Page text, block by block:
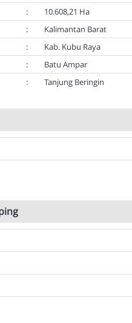
:
10.608,21 Ha
:
Kalimantan Barat
:
Kab. Kubu Raya
:
Batu Ampar
: Tanjung Beringin